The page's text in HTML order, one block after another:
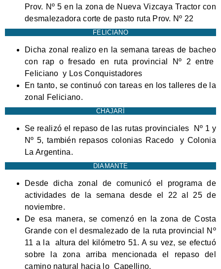
Prov. Nº 5 en la zona de Nueva Vizcaya Tractor con
desmalezadora corte de pasto ruta Prov. Nº 22
FELICIANO
Dicha zonal realizo en la semana tareas de bacheo
con rap o fresado en ruta provincial Nº 2 entre
Feliciano y Los Conquistadores
En tanto, se continuó con tareas en los talleres de la
zonal Feliciano.
CHAJARÍ
Se realizó el repaso de las rutas provinciales Nº 1 y
Nº 5, también repasos colonias Racedo y Colonia
La Argentina.
DIAMANTE
Desde dicha zonal de comunicó el programa de
actividades de la semana desde el 22 al 25 de
noviembre.
De esa manera, se comenzó en la zona de Costa
Grande con el desmalezado de la ruta provincial Nº
11 a la altura del kilómetro 51. A su vez, se efectuó
sobre la zona arriba mencionada el repaso del
camino natural hacia lo Capellino.